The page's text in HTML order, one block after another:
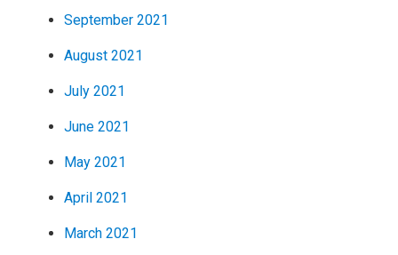
September 2021
August 2021
July 2021
June 2021
May 2021
April 2021
March 2021